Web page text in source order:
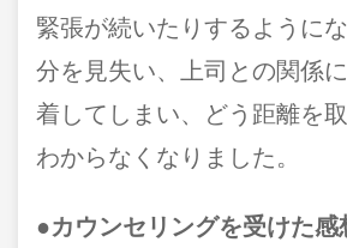
緊張が続いたりするように
分を見失い、上司との関係
着してしまい、どう距離を
わからなくなりました。
●カウンセリングを受けた感